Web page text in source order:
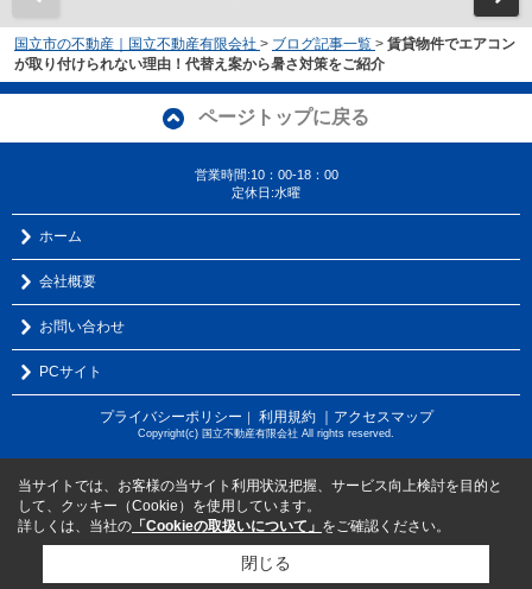
国立市の不動産｜国立不動産有限会社 > ブログ記事一覧 > 賃貸物件でエアコン
が取り付けられない理由！代替え案から暑さ対策をご紹介
ページトップに戻る
営業時間:10：00-18：00
定休日:水曜
ホーム
会社概要
お問い合わせ
PCサイト
プライバシーポリシー ｜ 利用規約 ｜アクセスマップ
Copyright(c) 国立不動産有限会社 All rights reserved.
当サイトでは、お客様の当サイト利用状況把握、サービス向上検討を目的と
して、クッキー（Cookie）を使用しています。
詳しくは、当社の 「Cookieの取扱いについて」 をご確認ください。
閉じる